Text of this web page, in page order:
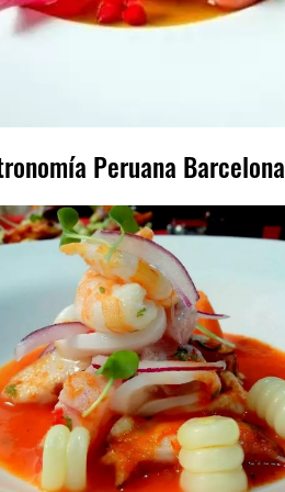
Peruana Barcelona